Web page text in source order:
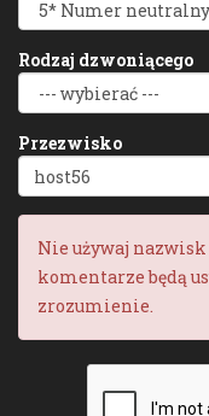
Rodzaj dzwoniącego
Przezwisko
Nie używaj
komentarze będą
zrozumienie.